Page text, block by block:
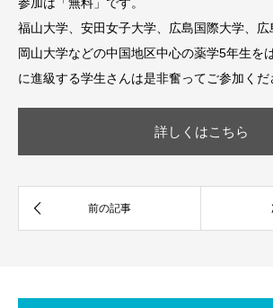
福山大学、安田女子大学、広島国際大学、広
岡山大学などの中国地区中心の薬学5年生を
に進級する学生さんは是非奮ってご参加くだ
詳しくはこちら